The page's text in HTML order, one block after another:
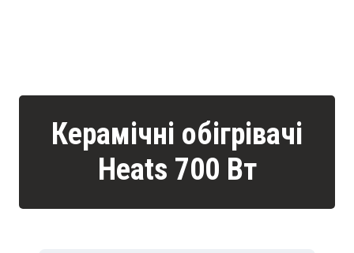
Керамічні обігрівачі
Heats 700 Вт